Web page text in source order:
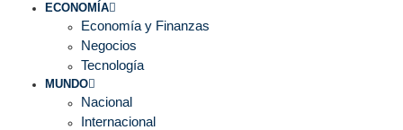
ECONOMÍA
Economía y Finanzas
Negocios
Tecnología
MUNDO
Nacional
Internacional